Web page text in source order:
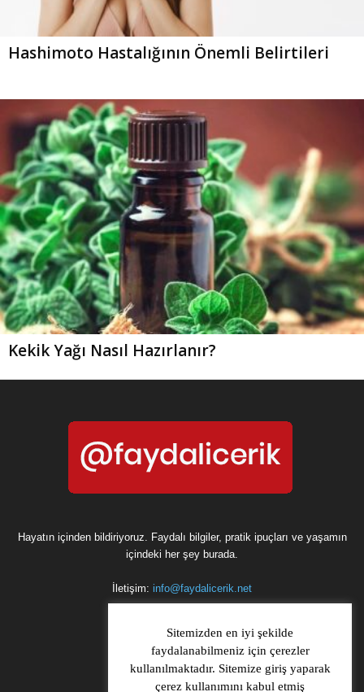
Hashimoto Hastalığının Önemli Belirtileri
Kekik Yağı Nasıl Hazırlanır?
Hayatın içinden bildiriyoruz. Faydalı bilgiler, pratik ipuçları ve yaşamın
içindeki her şey burada.
İletişim: info@faydalicerik.net
Sitemizden en iyi şekilde
faydalanabilmeniz için çerezler
kullanılmaktadır. Sitemize giriş yaparak
çerez kullanımını kabul etmiş